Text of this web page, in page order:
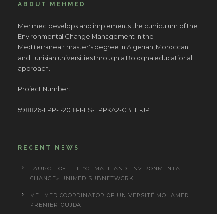
ABOUT MEHMED
Mehmed develops and implements the curriculum of the
Environmental Change Management in the
Mediterranean master’s degree in Algerian, Moroccan
and Tunisian universities through a Bologna educational
approach.
Project Number:
598826-EPP-1-2018-1-ES-EPPKA2-CBHE-JP
RECENT NEWS
LAUNCH OF THE “CLIMATE AND ENVIRONMENTAL
CHANGE» UNIMED SUBNETWORK
MEHMED COORDINATOR OF UNIVERSITÉ MOHAMED
PREMIER-OUJDA